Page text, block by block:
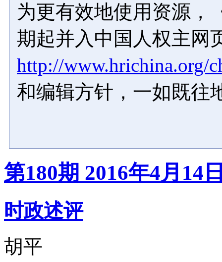
为更有效地使用资源，
期起并入中国人权主网
http://www.hrichina.org/
和编辑方针，一如既往
第180期 2016年4月14
时政述评
胡平